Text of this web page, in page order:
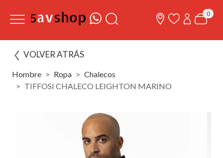
0
VOLVER ATRÁS
Hombre Ropa
Chalecos
TIFFOSI CHALECO LEIGHTON MARINO